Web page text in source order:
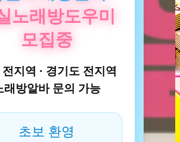
노래방도우미
모집중
지역 · 경기도 전지역
래방알바 문의 가능
초보 환영